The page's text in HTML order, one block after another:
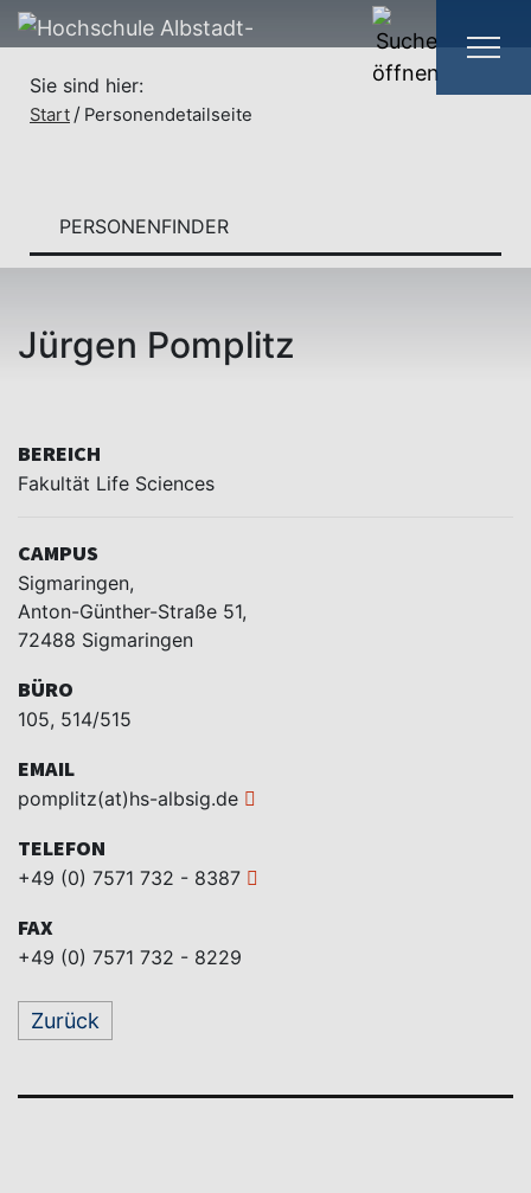
Sie sind hier:
Start Personendetailseite
PERSONENFINDER
Jürgen Pomplitz
BEREICH
Fakultät Life Sciences
CAMPUS
Sigmaringen,
Anton-Günther-Straße 51,
72488 Sigmaringen
BÜRO
105, 514/515
EMAIL
pomplitz(at)hs-albsig.de
TELEFON
+49 (0) 7571 732 - 8387
FAX
+49 (0) 7571 732 - 8229
Zurück